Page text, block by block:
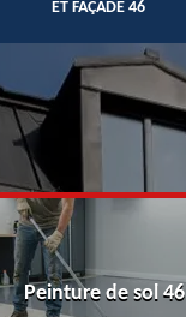
ET FAÇADE 46
Peinture de sol 46